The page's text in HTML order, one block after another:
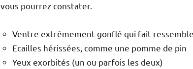
vous pourrez constater.
Ventre extrêmement gonflé qui fait
Ecailles hérissées, comme une pomme de pin
Yeux exorbités (un ou parfois les deux)